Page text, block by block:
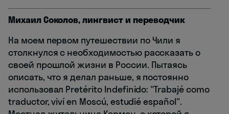
Михаил Соколов, лингвист и переводчик
На моем первом путешествии по Чили я
столкнулся с необходимостью рассказать о
своей прошлой жизни в России. Пытаясь
описать, что я делал раньше, я постоянно
использовал Pretérito Indefinido: "Trabajé como
traductor, viví en Moscú, estudié español".